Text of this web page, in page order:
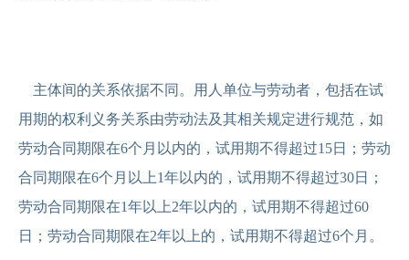
主体间的关系依据不同。用人单位与劳动者，包括在试
用期的权利义务关系由劳动法及其相关规定进行规范，如
劳动合同期限在6个月以内的，试用期不得超过15日；劳动
合同期限在6个月以上1年以内的，试用期不得超过30日；
劳动合同期限在1年以上2年以内的，试用期不得超过60
日；劳动合同期限在2年以上的，试用期不得超过6个月。